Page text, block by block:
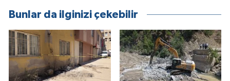
Bunlar da ilginizi çekebilir